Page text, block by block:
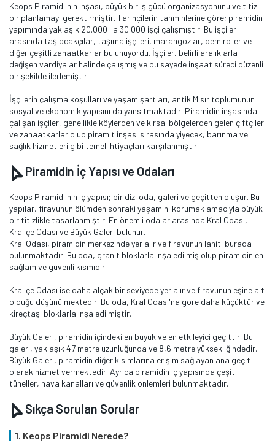
Keops Piramidi'nin inşası, büyük bir iş gücü organizasyonunu ve titiz
bir planlamayı gerektirmiştir. Tarihçilerin tahminlerine göre; piramidin
yapımında yaklaşık 20.000 ila 30.000 işçi çalışmıştır. Bu işçiler
arasında taş ocakçılar, taşıma işçileri, marangozlar, demirciler ve
diğer çeşitli zanaatkarlar bulunuyordu. İşçiler, belirli aralıklarla
değişen vardiyalar halinde çalışmış ve bu sayede inşaat süreci düzenli
bir şekilde ilerlemiştir.
İşçilerin çalışma koşulları ve yaşam şartları, antik Mısır toplumunun
sosyal ve ekonomik yapısını da yansıtmaktadır. Piramidin inşasında
çalışan işçiler, genellikle köylerden ve kırsal bölgelerden gelen çiftçiler
ve zanaatkarlar olup piramit inşası sırasında yiyecek, barınma ve
sağlık hizmetleri gibi temel ihtiyaçları karşılanmıştır.
Piramidin İç Yapısı ve Odaları
Keops Piramidi'nin iç yapısı; bir dizi oda, galeri ve geçitten oluşur. Bu
yapılar, firavunun ölümden sonraki yaşamını korumak amacıyla büyük
bir titizlikle tasarlanmıştır. En önemli odalar arasında Kral Odası,
Kraliçe Odası ve Büyük Galeri bulunur.
Kral Odası, piramidin merkezinde yer alır ve firavunun lahiti burada
bulunmaktadır. Bu oda, granit bloklarla inşa edilmiş olup piramidin en
sağlam ve güvenli kısmıdır.
Kraliçe Odası ise daha alçak bir seviyede yer alır ve firavunun eşine ait
olduğu düşünülmektedir. Bu oda, Kral Odası'na göre daha küçüktür ve
kireçtaşı bloklarla inşa edilmiştir.
Büyük Galeri, piramidin içindeki en büyük ve en etkileyici geçittir. Bu
galeri, yaklaşık 47 metre uzunluğunda ve 8,6 metre yüksekliğindedir.
Büyük Galeri, piramidin diğer kısımlarına erişim sağlayan ana geçit
olarak hizmet vermektedir. Ayrıca piramidin iç yapısında çeşitli
tüneller, hava kanalları ve güvenlik önlemleri bulunmaktadır.
Sıkça Sorulan Sorular
1. Keops Piramidi Nerede?